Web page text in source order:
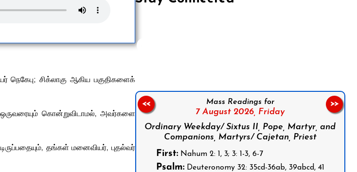
சிக்லாகு ஆகிய பகுதிகளைக்
ஒருவரையும் கொன்றுவிடாமல், அவர்களை
தங்கள் மனைவியர், புதல்வர்
Follow us on Facebook
Mass Readings for
7 August 2026, Friday
Ordinary Weekday/ Sixtus II, Pope, Martyr, and
Companions, Martyrs/ Cajetan, Priest
First:Nahum 2: 1, 3; 3: 1-3, 6-7
Psalm:Deuteronomy 32: 35cd-36ab, 39abcd, 41
<< >>